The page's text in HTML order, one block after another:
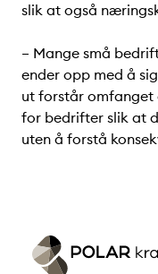
slik at også
– Mange små
ender opp med å
ut forstår omfanget
for bedrifter slik at
uten å forstå